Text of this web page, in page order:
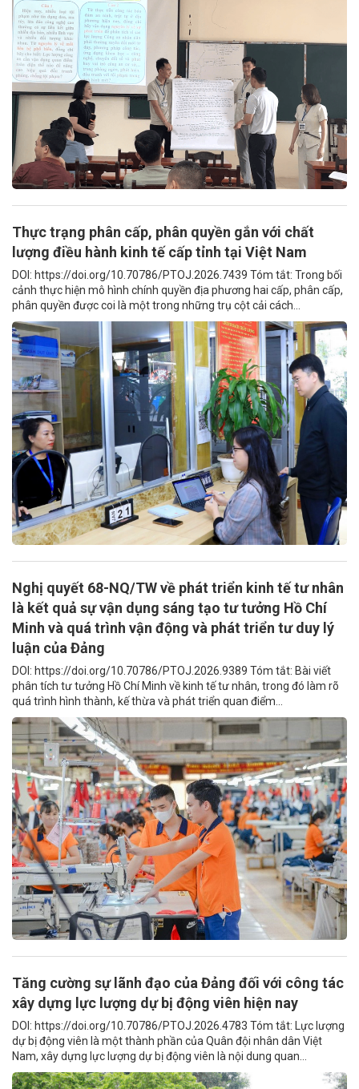
Thực trạng phân cấp, phân quyền gắn với chất
lượng điều hành kinh tế cấp tỉnh tại Việt Nam
DOI: https://doi.org/10.70786/PTOJ.2026.7439 Tóm tắt: Trong bối
cảnh thực hiện mô hình chính quyền địa phương hai cấp, phân cấp,
phân quyền được coi là một trong những trụ cột cải cách...
Nghị quyết 68-NQ/TW về phát triển kinh tế tư nhân
là kết quả sự vận dụng sáng tạo tư tưởng Hồ Chí
Minh và quá trình vận động và phát triển tư duy lý
luận của Đảng
DOI: https://doi.org/10.70786/PTOJ.2026.9389 Tóm tắt: Bài viết
phân tích tư tưởng Hồ Chí Minh về kinh tế tư nhân, trong đó làm rõ
quá trình hình thành, kế thừa và phát triển quan điểm...
Tăng cường sự lãnh đạo của Đảng đối với công tác
xây dựng lực lượng dự bị động viên hiện nay
DOI: https://doi.org/10.70786/PTOJ.2026.4783 Tóm tắt: Lực lượng
dự bị động viên là một thành phần của Quân đội nhân dân Việt
Nam, xây dựng lực lượng dự bị động viên là nội dung quan...